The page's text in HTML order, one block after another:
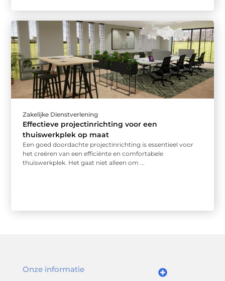
Zakelijke Dienstverlening
Effectieve projectinrichting voor een
thuiswerkplek op maat
Een goed doordachte projectinrichting is essentieel voor
het creëren van een efficiënte en comfortabele
thuiswerkplek. Het gaat niet alleen om ...
Onze informatie